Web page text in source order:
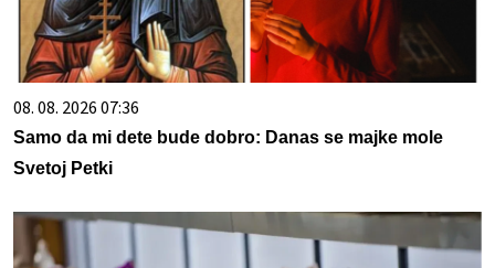
08. 08. 2026 07:36
Samo da mi dete bude dobro: Danas se majke mole
Svetoj Petki